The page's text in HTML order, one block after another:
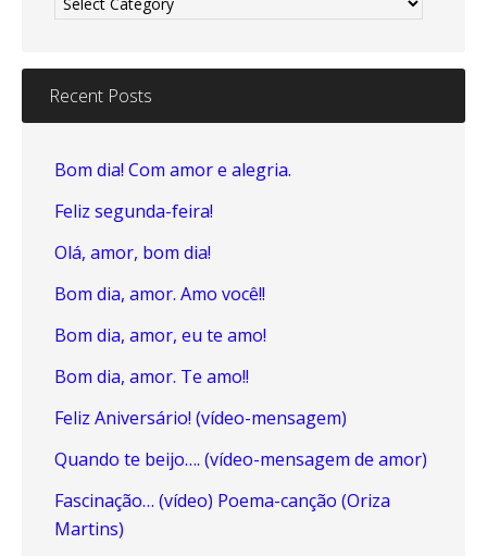
Recent Posts
Bom dia! Com amor e alegria.
Feliz segunda-feira!
Olá, amor, bom dia!
Bom dia, amor. Amo você!!
Bom dia, amor, eu te amo!
Bom dia, amor. Te amo!!
Feliz Aniversário! (vídeo-mensagem)
Quando te beijo…. (vídeo-mensagem de amor)
Fascinação… (vídeo) Poema-canção (Oriza
Martins)